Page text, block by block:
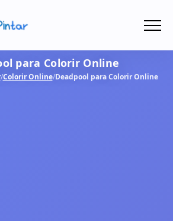
- PDF
para Colorir Online
/Colorir Online/Deadpool para Colorir Online